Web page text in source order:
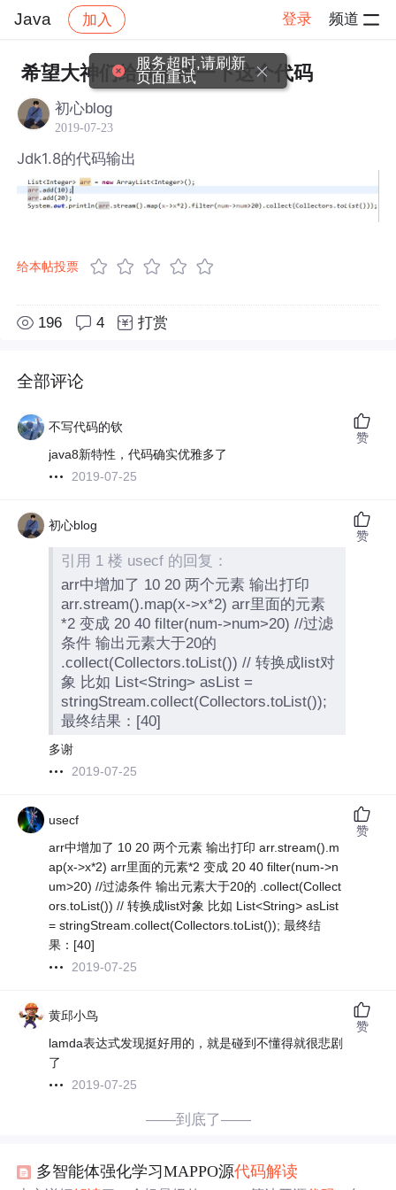
Java 加入 登录 频道
社区 Java 帖子详情
希望大神们给我解读一下这个代码
初心blog
2019-07-23
Jdk1.8的代码输出
给本帖投票
196 4 打赏
全部评论
不写代码的钦
java8新特性，代码确实优雅多了
2019-07-25
赞
初心blog
引用 1 楼 usecf 的回复：
arr中增加了 10 20 两个元素 输出打印
arr.stream().map(x->x*2) arr里面的元素
*2 变成 20 40 filter(num->num>20) //过滤
条件 输出元素大于20的
.collect(Collectors.toList()) // 转换成list对
象 比如 List<String> asList =
stringStream.collect(Collectors.toList());
最终结果：[40]
多谢
2019-07-25
赞
usecf
arr中增加了 10 20 两个元素 输出打印 arr.stream().m
ap(x->x*2) arr里面的元素*2 变成 20 40 filter(num->n
um>20) //过滤条件 输出元素大于20的 .collect(Collect
ors.toList()) // 转换成list对象 比如 List<String> asList
= stringStream.collect(Collectors.toList()); 最终结
果：[40]
2019-07-25
赞
黄邱小鸟
lamda表达式发现挺好用的，就是碰到不懂得就很悲剧
了
2019-07-25
赞
——到底了——
多智能体强化学习MAPPO源代码解读
服务超时,请刷新
页面重试